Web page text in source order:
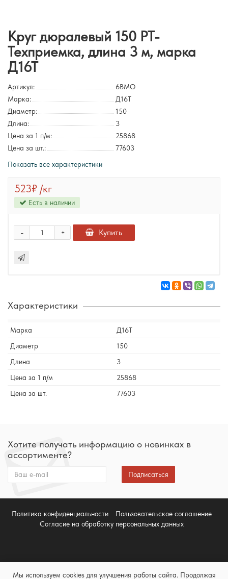
Круг дюралевый 150 РТ-
Техприемка, длина 3 м, марка
Д16Т
Артикул:
6BMO
Марка:
Д16Т
Диаметр:
150
Длина:
3
Цена за 1 п/м:
25868
Цена за шт.:
77603
Показать все характеристики
523₽ /кг
Есть в наличии
+
- Купить
Характеристики
Марка
Д16Т
Диаметр
150
Длина
3
Цена за 1 п/м
25868
Цена за шт.
77603
Хотите получать информацию о новинках в
ассортименте?
Подписаться
Политика конфиденциальности
Пользовательское соглашение
Согласие на обработку персональных данных
Мы используем cookies для улучшения работы сайта. Продолжая